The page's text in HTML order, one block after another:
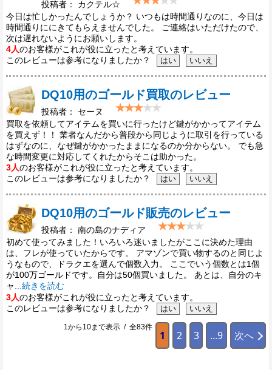
投稿者： カクテル☆
今日は忙しかったんでしょうか？ いつもは時間通りなのに、今日は
時間通りににきてもらえませんでした。 ご連絡はいただけたので、
次は遅れないようにお願いします。
4人のお客様がこれが役に立ったと考えています。
このレビューは参考になりましたか？
DQ10用のゴールド買取のレビュー
投稿者： セーヌ
買取を依頼してアイテムを買いに行ったけど鍵がかかってアイテム
を買えず！！ 業者なんだから普段から同じように取引を行っている
はずなのに、なぜ鍵がかかったままになるのか分からない。 でも急
な時間変更に対応してくれたからそこは助かった。
3人のお客様がこれが役に立ったと考えています。
このレビューは参考になりましたか？
DQ10用のゴールド販売のレビュー
投稿者： 南の島のナディア
初めて使ってみました！いろいろ迷いましたがここに決めた理由
は、フレが使っていたからです。 アマゾンで買い物するのと同じよ
うなもので、ドラクエを選んで個数入力。 ここでいう個数とは1個
が100万ゴールドです。自分は50個買いました。 あとは、自分のキ
ャ
...続きを読む
3人のお客様がこれが役に立ったと考えています。
このレビューは参考になりましたか？
1から10まで表示 / 全83件
1 2 3 ...9 次へ